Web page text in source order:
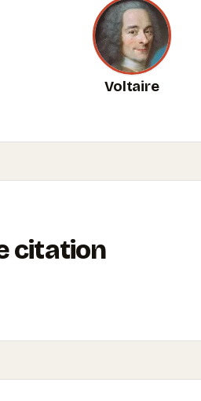
Voltaire
citation